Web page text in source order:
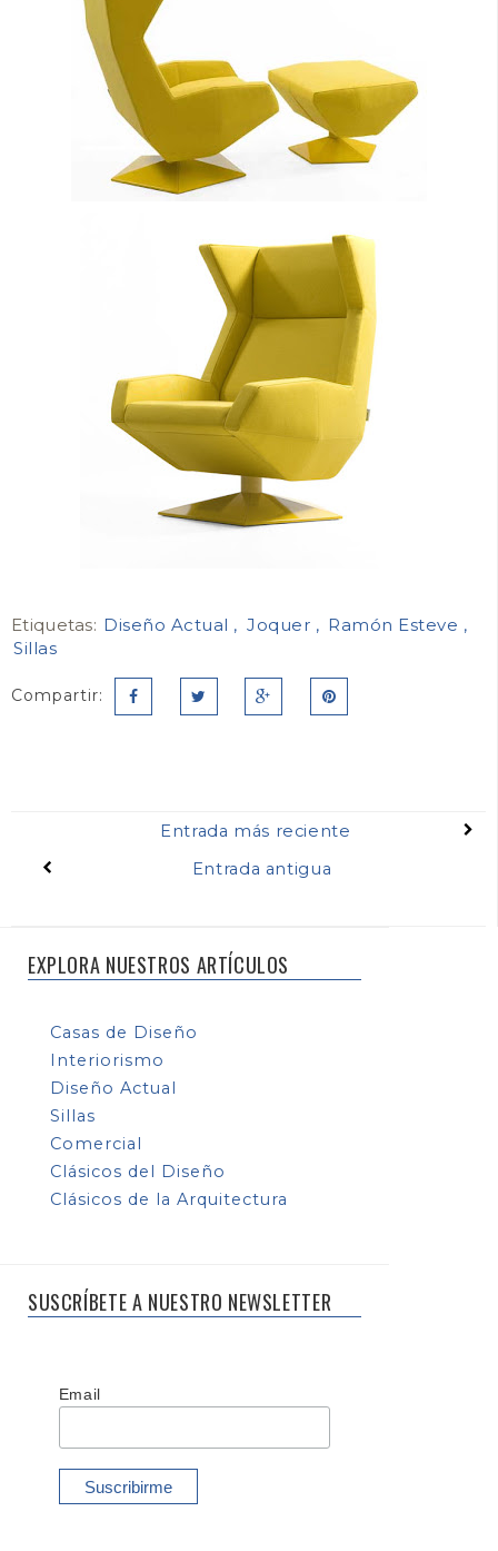
Etiquetas: Diseño Actual Joquer
Ramón Esteve
Sillas
Compartir:
Entrada más reciente
Entrada antigua
EXPLORA NUESTROS ARTÍCULOS
Casas de Diseño
Interiorismo
Diseño Actual
Sillas
Comercial
Clásicos del Diseño
Clásicos de la Arquitectura
SUSCRÍBETE A NUESTRO NEWSLETTER
Email